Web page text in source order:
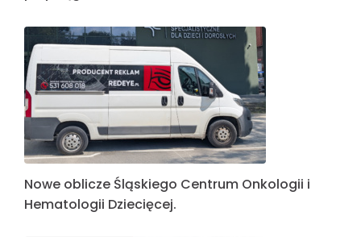
Nowa odsłona wizualna Campersport by
Bonkowscy: Przestrzenna reklama, która
przyciąga wzrok